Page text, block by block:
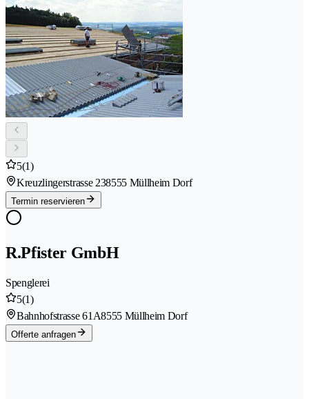
5(1)
Kreuzlingerstrasse 238555 Müllheim Dorf
Termin reservieren
R.Pfister GmbH
Spenglerei
5(1)
Bahnhofstrasse 61A8555 Müllheim Dorf
Offerte anfragen